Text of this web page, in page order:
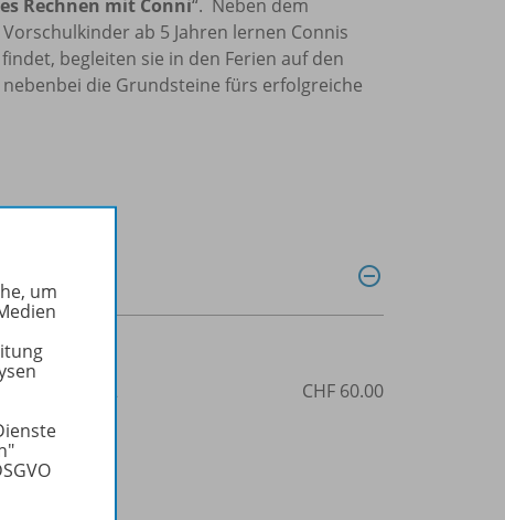
Rechnen mit Conni“. Neben dem
ab 5 Jahren lernen Connis
begleiten sie in den Ferien auf den
die Grundsteine fürs erfolgreiche
3-07-245052-2 CHF 60.00
um